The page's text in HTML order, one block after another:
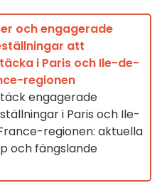
och engagerade
att
i Paris och Ile-de-
regionen
engagerade
i Paris och Ile-
regionen: aktuella
och fängslande